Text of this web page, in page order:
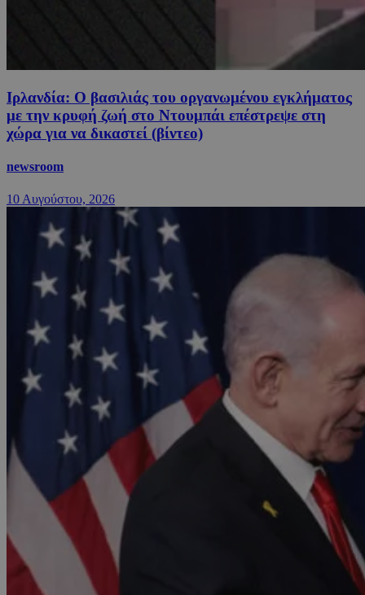
Ιρλανδία: Ο βασιλιάς του οργανωμένου εγκλήματος
με την κρυφή ζωή στο Ντουμπάι επέστρεψε στη
χώρα για να δικαστεί (βίντεο)
newsroom
10 Αυγούστου, 2026